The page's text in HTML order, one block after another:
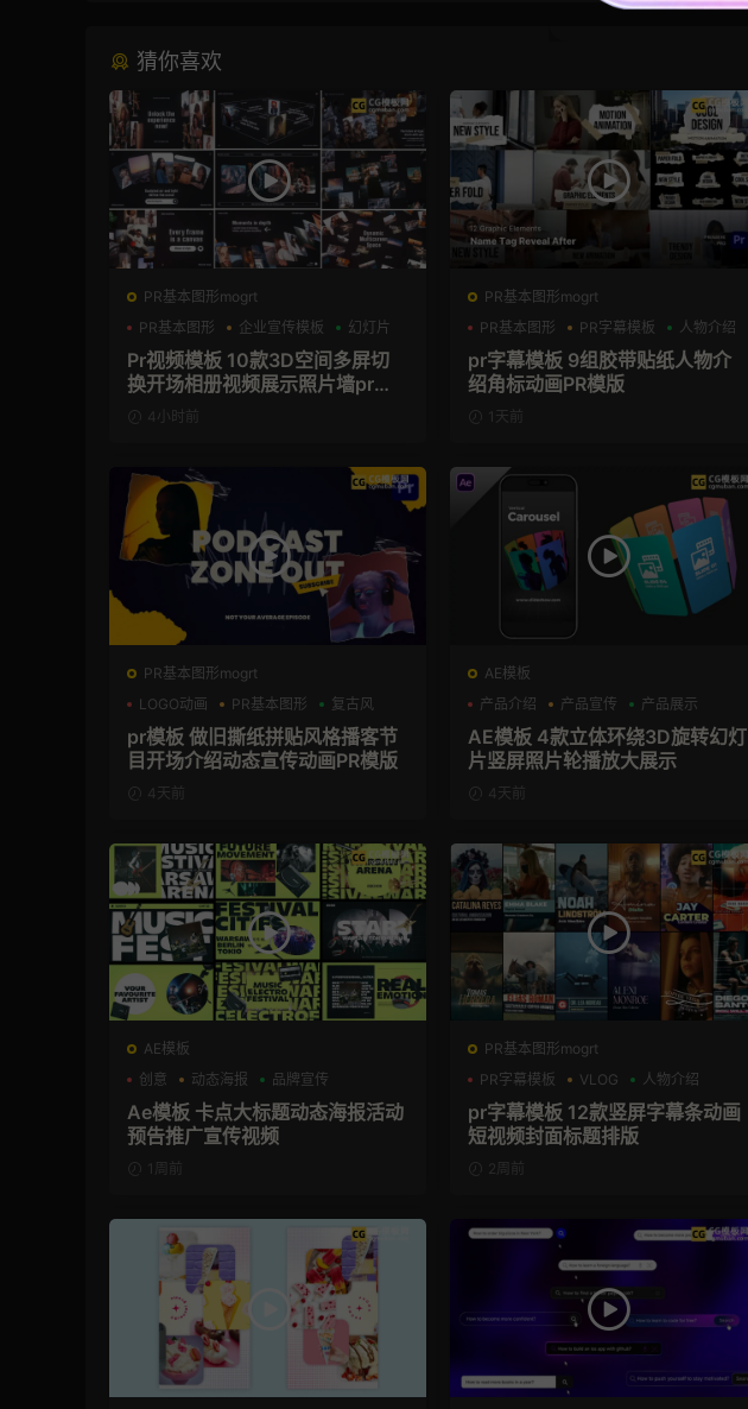
猜你喜欢
PR基本图形mogrt
PR基本图形
企业宣传模板 幻灯片
Pr视频模板 10款3D空间多屏切
换开场相册视频展示照片墙pr模
4小时前
PR基本图形mogrt
PR基本图形
PR字幕模板 人物介绍
pr字幕模板 9组胶带贴纸人物介
绍角标动画PR模版
1天前
PR基本图形mogrt
LOGO动画
PR基本图形 复古风
pr模板 做旧撕纸拼贴风格播客节
目开场介绍动态宣传动画PR模版
4天前
AE模板
产品介绍
产品宣传 产品展示
AE模板 4款立体环绕3D旋转幻灯
片竖屏照片轮播放大展示
4天前
AE模板
创意
动态海报 品牌宣传
Ae模板 卡点大标题动态海报活动
预告推广宣传视频
1周前
PR基本图形mogrt
PR字幕模板
VLOG 人物介绍
pr字幕模板 12款竖屏字幕条动画
短视频封面标题排版
2周前